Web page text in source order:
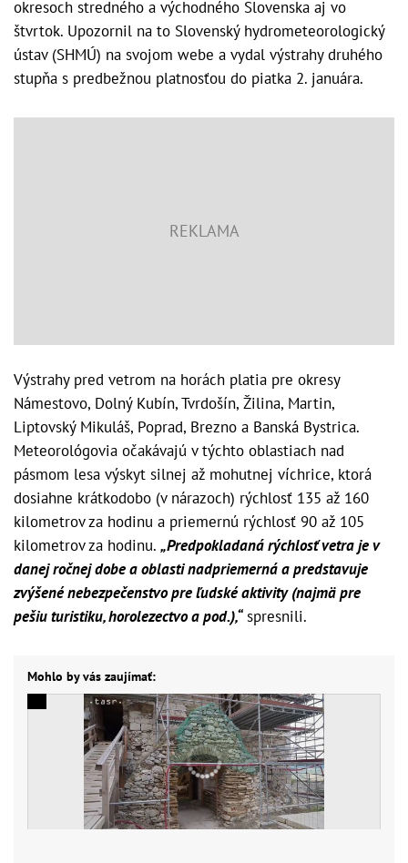
okresoch stredného a východného Slovenska aj vo
štvrtok. Upozornil na to Slovenský hydrometeorologický
ústav (SHMÚ) na svojom webe a vydal výstrahy druhého
stupňa s predbežnou platnosťou do piatka 2. januára.
Výstrahy pred vetrom na horách platia pre okresy
Námestovo, Dolný Kubín, Tvrdošín, Žilina, Martin,
Liptovský Mikuláš, Poprad, Brezno a Banská Bystrica.
Meteorológovia očakávajú v týchto oblastiach nad
pásmom lesa výskyt silnej až mohutnej víchrice, ktorá
dosiahne krátkodobo (v nárazoch) rýchlosť 135 až 160
kilometrov za hodinu a priemernú rýchlosť 90 až 105
kilometrov za hodinu. „Predpokladaná rýchlosť vetra je v
danej ročnej dobe a oblasti nadpriemerná a predstavuje
zvýšené nebezpečenstvo pre ľudské aktivity (najmä pre
pešiu turistiku, horolezectvo a pod.),“spresnili.
Mohlo by vás zaujímať: